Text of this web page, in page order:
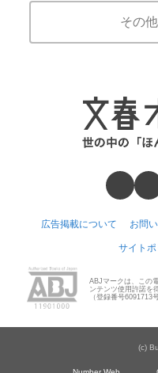
その
広告掲載について お問
サイト
ABJマークは、この
ンテンツ使用許諾を
（登録番号6091713
(c)